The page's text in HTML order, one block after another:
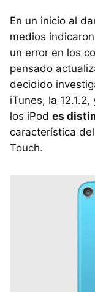
En un inicio al
medios
un error en los
pensado
decidido
iTunes, la
los iPod es
característica
Touch.